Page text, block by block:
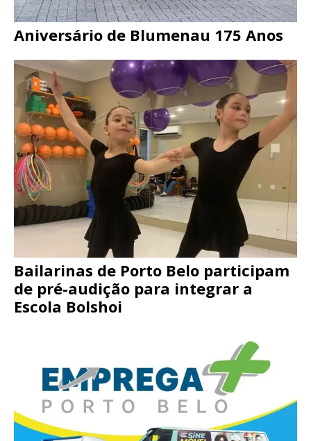
Aniversário de Blumenau 175 Anos
Bailarinas de Porto Belo participam
de pré-audição para integrar a
Escola Bolshoi